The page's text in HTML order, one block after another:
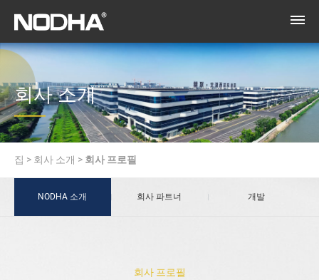
회사 소개
집 > 회사 소개 > 회사 프로필
NODHA 소개 회사 파트너 개발
회사 프로필